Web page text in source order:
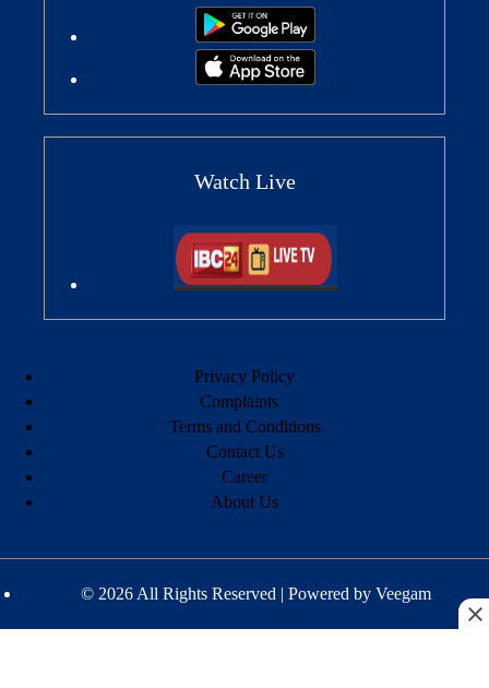
Watch Live
Privacy Policy
Complaints
Terms and Conditions
Contact Us
Career
About Us
© 2026 All Rights Reserved | Powered by Veegam